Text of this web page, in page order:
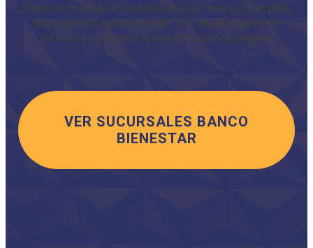
Hemos movido el contenido a un nuevo dominio,
para ver el contenido haz clic en el siguiente
enlace y te llevará a nuestra nueva página.
VER SUCURSALES BANCO
BIENESTAR